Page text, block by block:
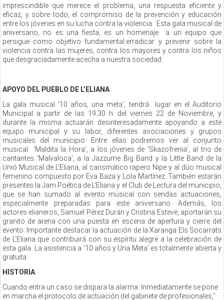
imprescindible que merece el problema, una respuesta eficiente y
eficaz, y sobre todo, el compromiso de la prevención y educación
entre los jóvenes en su lucha contra la violencia. Esta gala musical de
aniversario, no es una fiesta, es un homenaje a un equipo que
persigue como objetivo fundamental:erradicar y prevenir sobre la
violencia contra las mujeres, contra los mayores y contra los niños
que desgraciadamente acecha a nuestra sociedad.
APOYO DEL PUEBLO DE L’ELIANA
La gala musical '10 años, una meta', tendrá lugar en el Auditorio
Municipal a partir de las 19.30 h. del viernes 22 de Noviembre, y
durante la misma actuarán desinteresadamente apoyando a este
equipo municipal y su labor, diferentes asociaciones y grupos
musicales del municipio. Entre ellas podremos ver al conjunto
musical ‘Maldita la Hora’, a los jóvenes de ‘Skazofrenia’, al trio de
cantantes ‘Malvaloca’, a la Jazzume Big Band y la Little Band de la
Unió Musical de L'Eliana, al carismático rapero Nipe y al dúo musical
femenino compuesto por Eva Baza y Lola Martínez. También estarán
presentes la Jam Poética de L'Eliana y el Club de Lectura del municipio,
que se han sumado al evento musical con sendas actuaciones,
especialmente preparadas para este aniversario. Además, los
actores elianeros, Samuel Pérez Durán y Cristina Esteve, aportarán su
granito de arena con una puesta en escena de apertura y cierre del
evento. Importante destacar la actuación de la Xaranga Els Socarrats
de L’Eliana que contribuirá con su espíritu alegre a la celebración de
esta gala. La asistencia a ‘10 años y Una Meta’ es totalmente abierta y
gratuita.
HISTORIA
Cuando entra un caso se dispara la alarma. Inmediatamente se pone
en marcha el protocolo de actuación del gabinete de profesionales,”